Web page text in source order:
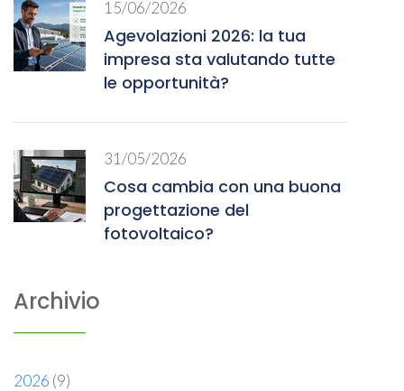
15/06/2026
Agevolazioni 2026: la tua
impresa sta valutando tutte
le opportunità?
31/05/2026
Cosa cambia con una buona
progettazione del
fotovoltaico?
Archivio
2026 (9)